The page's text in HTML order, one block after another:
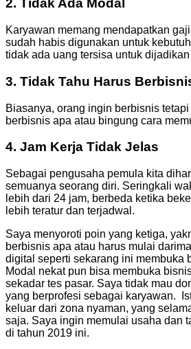
2. Tidak Ada Modal
Karyawan memang mendapatkan
sudah habis digunakan untuk
tidak ada uang tersisa untuk
3. Tidak Tahu Harus
Biasanya, orang ingin berbisnis
berbisnis apa atau bingung cara
4. Jam Kerja Tidak Jelas
Sebagai pengusaha pemula kita
semuanya seorang diri. Seringkali
lebih dari 24 jam, berbeda ketika
lebih teratur dan terjadwal.
Saya menyoroti poin yang ketiga,
berbisnis apa atau harus mulai
digital seperti sekarang ini membuka
Modal nekat pun bisa membuka
sekadar tes pasar. Saya tidak mau
yang berprofesi sebagai karyawan.
keluar dari zona nyaman, yang
saja. Saya ingin memulai usaha dan
di tahun 2019 ini.